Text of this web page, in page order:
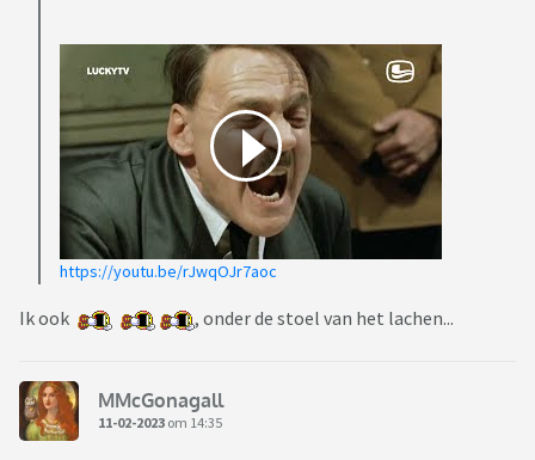
https://youtu.be/rJwqOJr7aoc
Ik ook , onder de stoel van het lachen...
MMcGonagall
11-02-2023 om 14:35